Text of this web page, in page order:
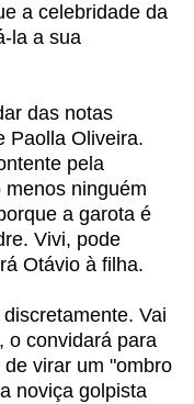
a celebridade da
la a sua
das notas
Paolla Oliveira.
pela
menos ninguém
a garota é
Vivi, pode
Otávio à filha.
Vai
o convidará para
virar um "ombro
noviça golpista